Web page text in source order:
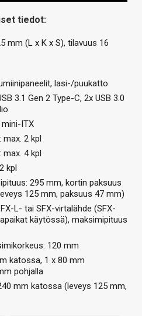
tiedot:
mm (L x K x S), tilavuus 16
lasi-/puukatto
3.1 Gen 2 Type-C, 2x USB 3.0
ITX
2 kpl
4 kpl
kpl
295 mm, kortin paksuus
125 mm, paksuus 47 mm)
L- tai SFX-virtalähde (SFX-
käytössä), maksimipituus
120 mm
katossa, 1 x 80 mm
pohjalla
mm katossa (leveys 125 mm,